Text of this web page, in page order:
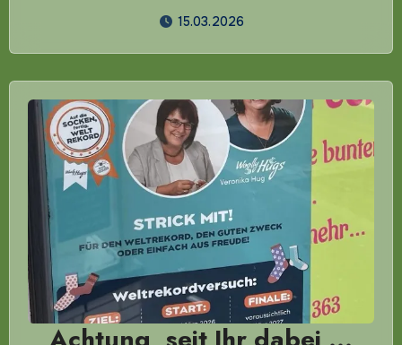
15.03.2026